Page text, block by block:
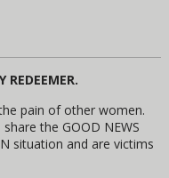
REDEEMER.
pain of other women.
the GOOD NEWS
situation and are victims